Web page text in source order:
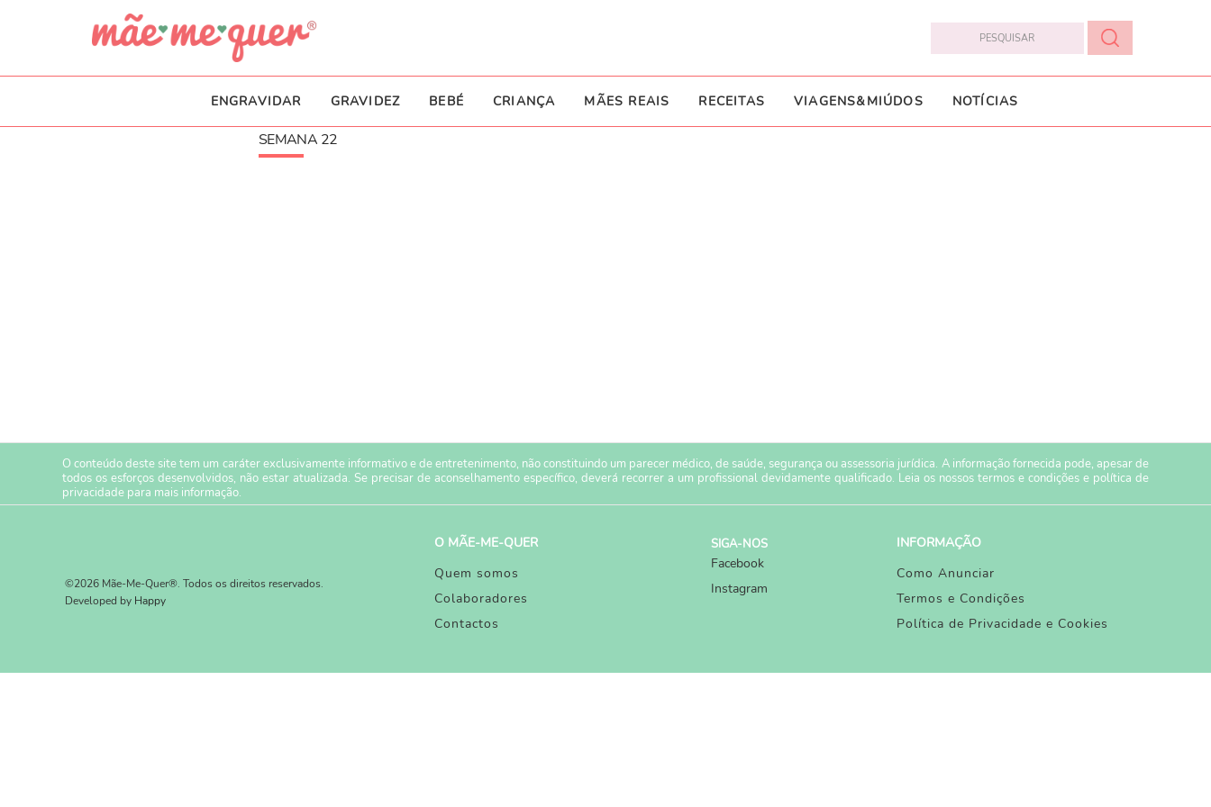
ENGRAVIDAR GRAVIDEZ BEBÉ CRIANÇA MÃES REAIS RECEITAS VIAGENS&MIÚDOS NOTÍCIAS
SEMANA 22
O conteúdo deste site tem um caráter exclusivamente informativo e de entretenimento, não constituindo um parecer médico, de saúde, segurança ou assessoria jurídica. A informação fornecida pode, apesar de
todos os esforços desenvolvidos, não estar atualizada. Se precisar de aconselhamento específico, deverá recorrer a um profissional devidamente qualificado. Leia os nossos termos e condiçõese política de
privacidade para mais informação.
©2026 Mãe-Me-Quer®. Todos os direitos reservados.
Developed by Happy
O MÃE-ME-QUER
Quem somos
Colaboradores
Contactos
SIGA-NOS
Facebook
Instagram
INFORMAÇÃO
Como Anunciar
Termos e Condições
Política de Privacidade e Cookies